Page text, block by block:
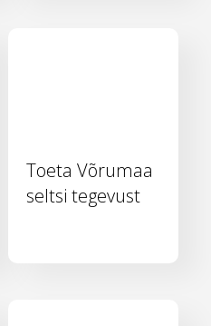
Toeta Võrumaa
seltsi tegevust